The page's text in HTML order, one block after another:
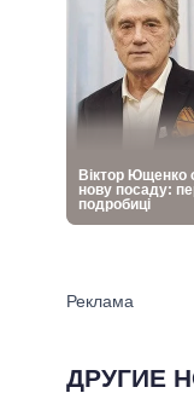
ДРУГИЕ